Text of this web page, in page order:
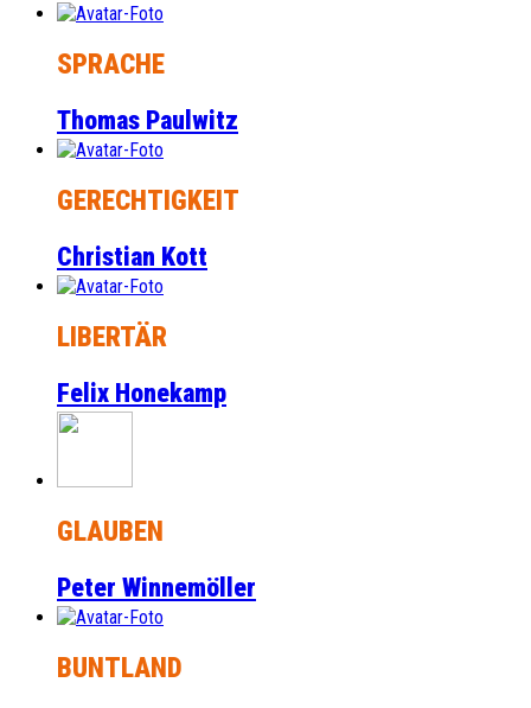
SPRACHE
Thomas Paulwitz
GERECHTIGKEIT
Christian Kott
LIBERTÄR
Felix Honekamp
GLAUBEN
Peter Winnemöller
BUNTLAND